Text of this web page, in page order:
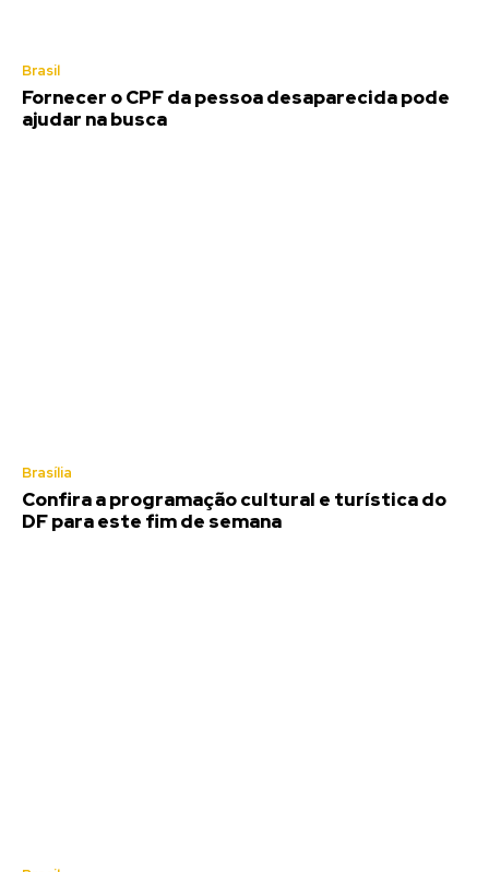
Brasil
Fornecer o CPF da pessoa desaparecida pode
ajudar na busca
Brasília
Confira a programação cultural e turística do
DF para este fim de semana